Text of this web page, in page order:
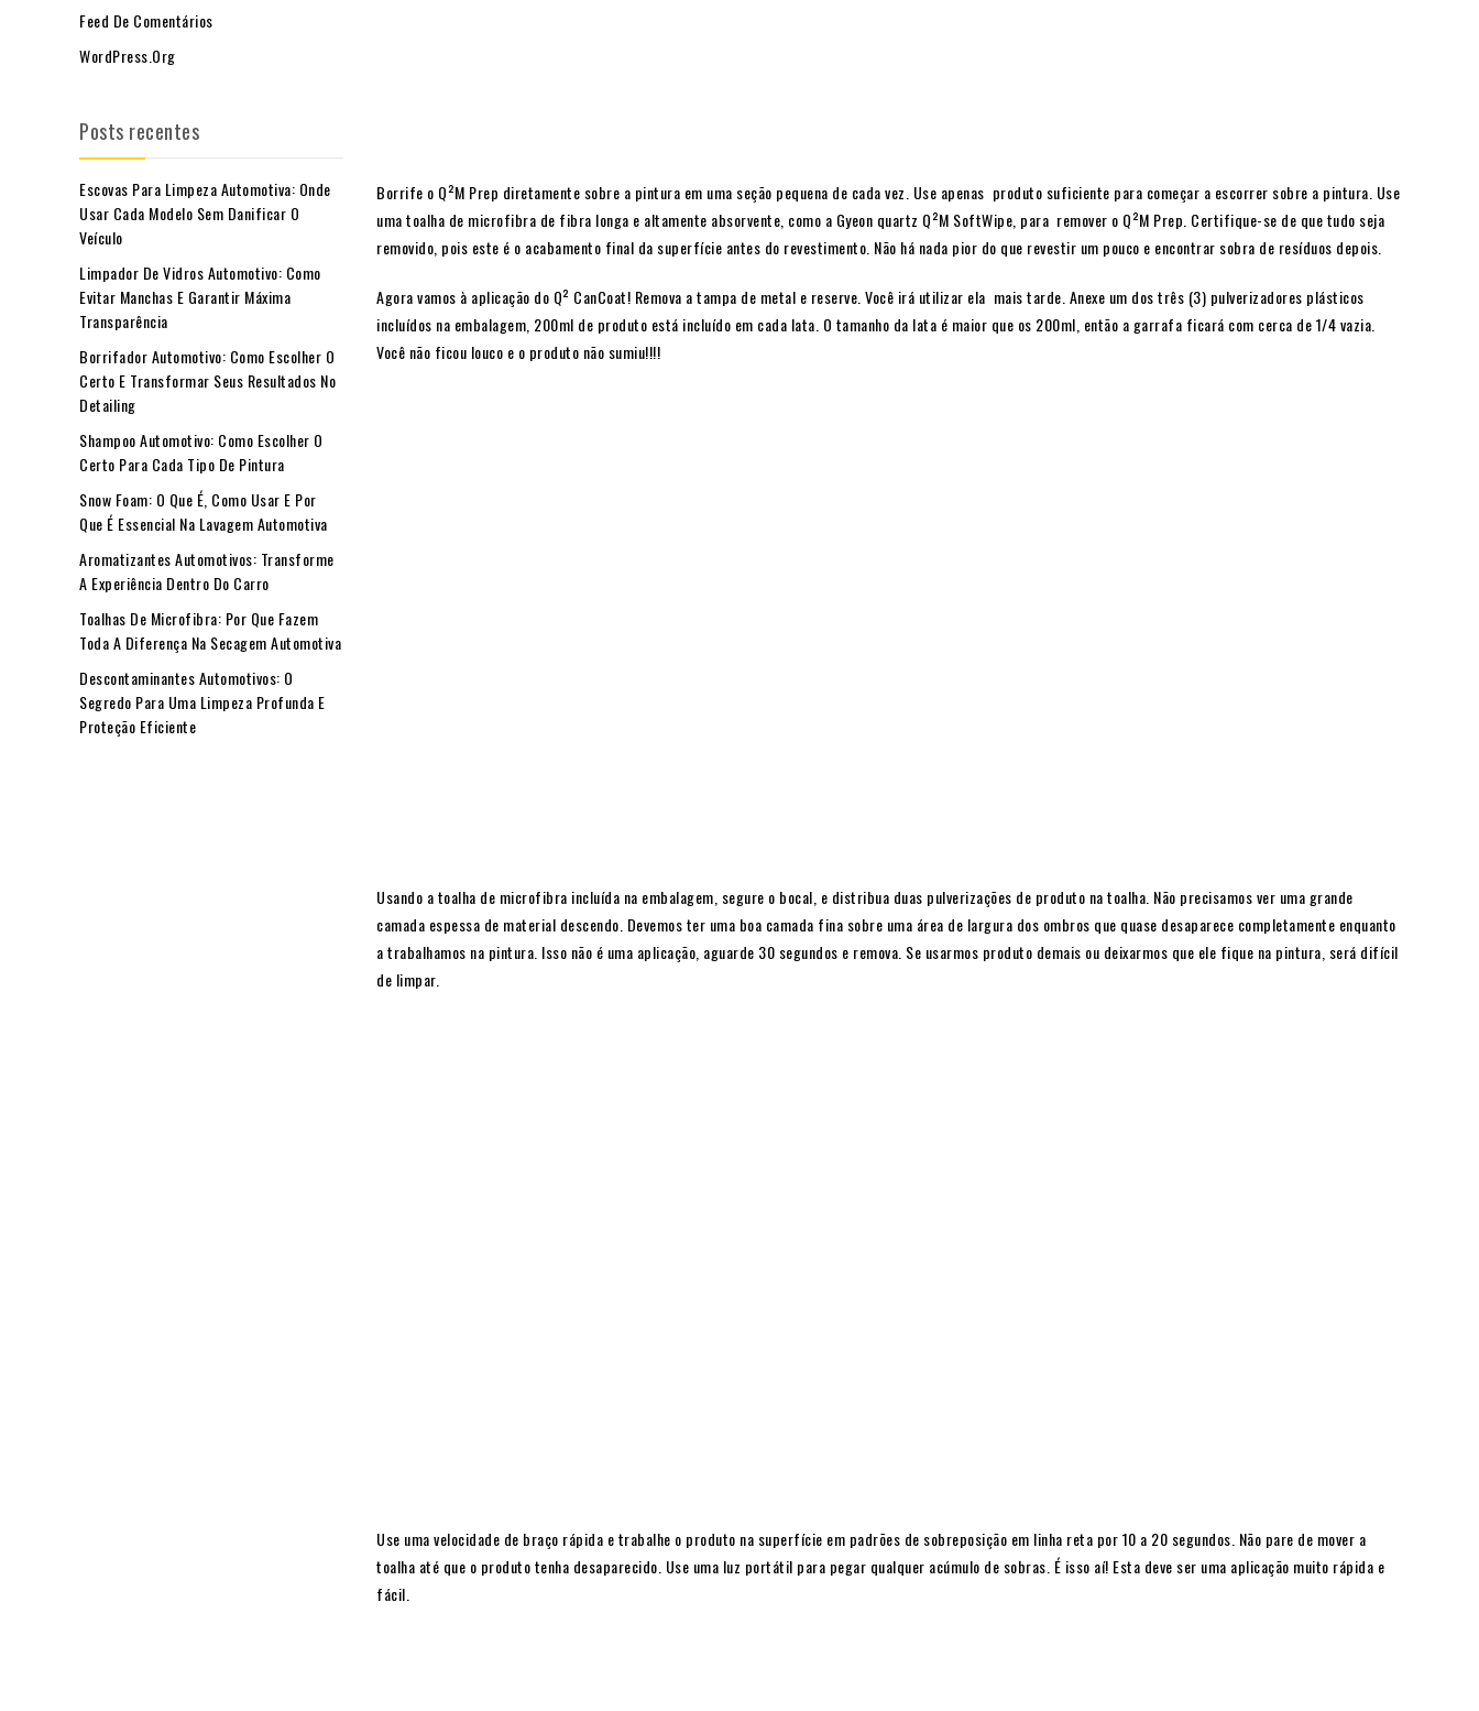
Borrife o Q²M Prep diretamente sobre a pintura em uma seção pequena de cada vez. Use apenas produto suficiente para começar a escorrer sobre a pintura. Use
uma toalha de microfibra de fibra longa e altamente absorvente, como a Gyeon quartz Q²M SoftWipe, para remover o Q²M Prep. Certifique-se de que tudo seja
removido, pois este é o acabamento final da superfície antes do revestimento. Não há nada pior do que revestir um pouco e encontrar sobra de resíduos depois.
Agora vamos à aplicação do Q² CanCoat! Remova a tampa de metal e reserve. Você irá utilizar ela mais tarde. Anexe um dos três (3) pulverizadores plásticos
incluídos na embalagem, 200ml de produto está incluído em cada lata. O tamanho da lata é maior que os 200ml, então a garrafa ficará com cerca de 1/4 vazia.
Você não ficou louco e o produto não sumiu!!!!
Usando a toalha de microfibra incluída na embalagem, segure o bocal, e distribua duas pulverizações de produto na toalha. Não precisamos ver uma grande
camada espessa de material descendo. Devemos ter uma boa camada fina sobre uma área de largura dos ombros que quase desaparece completamente enquanto
a trabalhamos na pintura. Isso não é uma aplicação, aguarde 30 segundos e remova. Se usarmos produto demais ou deixarmos que ele fique na pintura, será difícil
de limpar.
Use uma velocidade de braço rápida e trabalhe o produto na superfície em padrões de sobreposição em linha reta por 10 a 20 segundos. Não pare de mover a
toalha até que o produto tenha desaparecido. Use uma luz portátil para pegar qualquer acúmulo de sobras. É isso aí! Esta deve ser uma aplicação muito rápida e
fácil.
Feed De Comentários
WordPress.org
Posts recentes
Escovas Para Limpeza Automotiva: Onde
Usar Cada Modelo Sem Danificar O
Veículo
Limpador De Vidros Automotivo: Como
Evitar Manchas E Garantir Máxima
Transparência
Borrifador Automotivo: Como Escolher O
Certo E Transformar Seus Resultados No
Detailing
Shampoo Automotivo: Como Escolher O
Certo Para Cada Tipo De Pintura
Snow Foam: O Que É, Como Usar E Por
Que É Essencial Na Lavagem Automotiva
Aromatizantes Automotivos: Transforme
A Experiência Dentro Do Carro
Toalhas De Microfibra: Por Que Fazem
Toda A Diferença Na Secagem Automotiva
Descontaminantes Automotivos: O
Segredo Para Uma Limpeza Profunda E
Proteção Eficiente